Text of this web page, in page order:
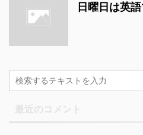
日曜日は英